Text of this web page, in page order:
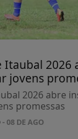
Itaubal 2026
jovens
2026 abre
promessas
- 08 DE AGO